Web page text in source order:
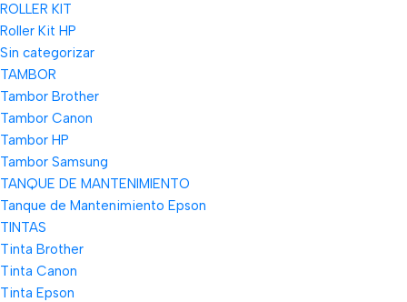
ROLLER KIT
Roller Kit HP
Sin categorizar
TAMBOR
Tambor Brother
Tambor Canon
Tambor HP
Tambor Samsung
TANQUE DE MANTENIMIENTO
Tanque de Mantenimiento Epson
TINTAS
Tinta Brother
Tinta Canon
Tinta Epson